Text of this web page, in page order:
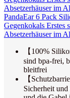
PandaEar 6 Pack
Gegenkokals Erstes
Absetzerhäuser im
【100%
sind bpa-frei,
bleitfrei
【
Sicherheit